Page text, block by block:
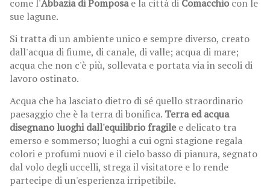
come l'Abbazia di Pomposae la città di Comacchio con le
sue lagune.
Si tratta di un ambiente unico e sempre diverso, creato
dall'acqua di fiume, di canale, di valle; acqua di mare;
acqua che non c'è più, sollevata e portata via in secoli di
lavoro ostinato.
Acqua che ha lasciato dietro di sé quello straordinario
paesaggio che è la terra di bonifica. Terra ed acqua
disegnano luoghi dall'equilibrio fragilee delicato tra
emerso e sommerso; luoghi a cui ogni stagione regala
colori e profumi nuovi e il cielo basso di pianura, segnato
dal volo degli uccelli, strega il visitatore e lo rende
partecipe di un'esperienza irripetibile.